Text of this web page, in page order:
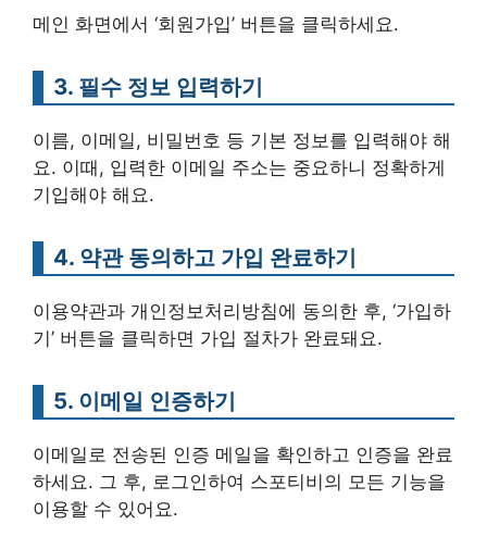
메인 화면에서 ‘회원가입’ 버튼을 클릭하세요.
3. 필수 정보 입력하기
이름, 이메일, 비밀번호 등 기본 정보를 입력해야 해
요. 이때, 입력한 이메일 주소는 중요하니 정확하게
기입해야 해요.
4. 약관 동의하고 가입 완료하기
이용약관과 개인정보처리방침에 동의한 후, ‘가입하
기’ 버튼을 클릭하면 가입 절차가 완료돼요.
5. 이메일 인증하기
이메일로 전송된 인증 메일을 확인하고 인증을 완료
하세요. 그 후, 로그인하여 스포티비의 모든 기능을
이용할 수 있어요.